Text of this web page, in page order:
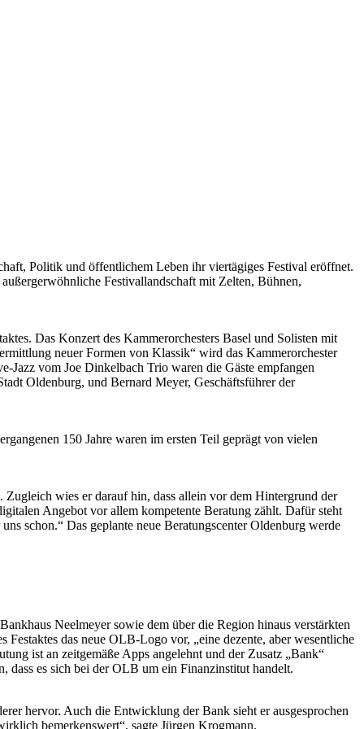
Politik und öffentlichem Leben ihr viertägiges Festival eröffnet.
Festivallandschaft mit Zelten, Bühnen,
Das Konzert des Kammerorchesters Basel und Solisten mit
neuer Formen von Klassik“ wird das Kammerorchester
Jazz vom Joe Dinkelbach Trio waren die Gäste empfangen
Oldenburg, und Bernard Meyer, Geschäftsführer der
150 Jahre waren im ersten Teil geprägt von vielen
wies er darauf hin, dass allein vor dem Hintergrund der
Angebot vor allem kompetente Beratung zählt. Dafür steht
schon.“ Das geplante neue Beratungscenter Oldenburg werde
Neelmeyer sowie dem über die Region hinaus verstärkten
das neue OLB-Logo vor, „eine dezente, aber wesentliche
ist an zeitgemäße Apps angelehnt und der Zusatz „Bank“
dass es sich bei der OLB um ein Finanzinstitut handelt.
hervor. Auch die Entwicklung der Bank sieht er ausgesprochen
bemerkenswert“, sagte Jürgen Krogmann.